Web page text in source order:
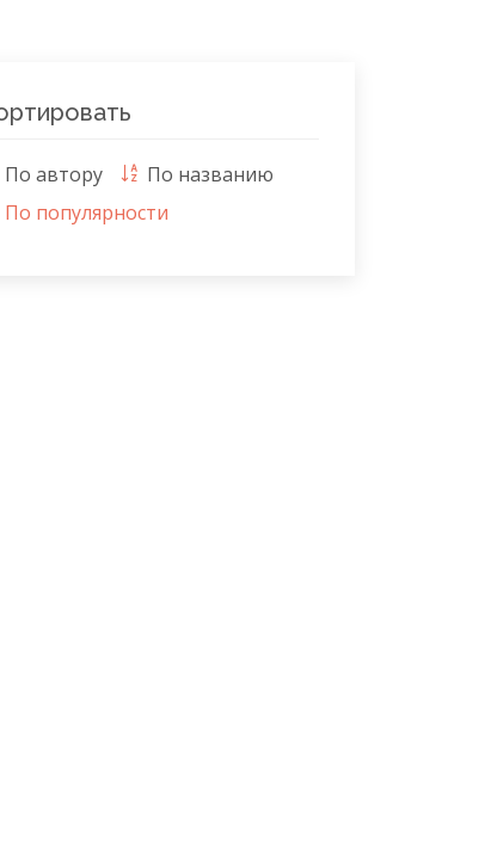
По автору
По названию
По популярности